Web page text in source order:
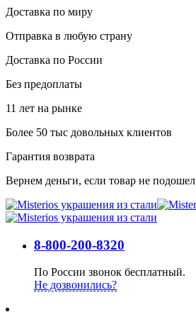
Доставка по миру
Отправка в любую страну
Доставка по России
Без предоплаты
11 лет на рынке
Более 50 тыс довольных клиентов
Гарантия возврата
Вернем деньги, если товар не подошел
8-800-200-8320
По России звонок бесплатный.
Не дозвонились?